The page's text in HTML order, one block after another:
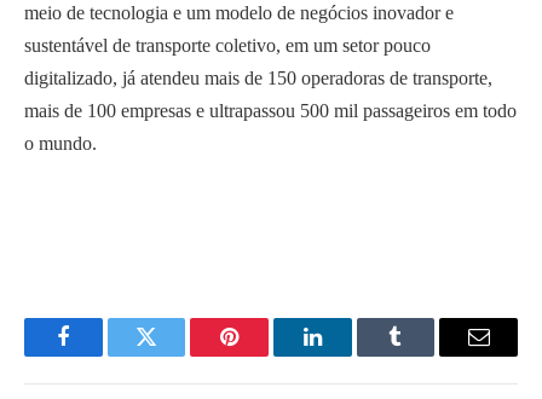
meio de tecnologia e um modelo de negócios inovador e
sustentável de transporte coletivo, em um setor pouco
digitalizado, já atendeu mais de 150 operadoras de transporte,
mais de 100 empresas e ultrapassou 500 mil passageiros em todo
o mundo.
FacebookTwitter Pinterest LinkedInTumblr Email